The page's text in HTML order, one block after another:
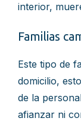
interior,
Familias
Este tipo de
domicilio,
de la
afianzar ni